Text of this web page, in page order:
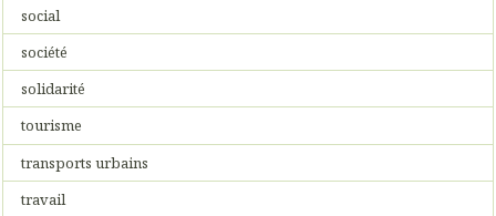
social
société
solidarité
tourisme
transports urbains
travail